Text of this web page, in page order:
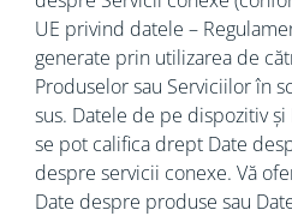
UE privind datele –
generate prin utilizarea de
Produselor sau Serviciilor în
sus. Datele de pe dispozitiv
se pot califica drept Date
despre servicii conexe. Vă
Date despre produse sau